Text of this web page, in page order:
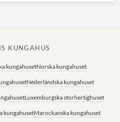
KUNGAHUS
kungahusetNorska kungahuset
Nederländska kungahuset
Luxemburgska storhertighuset
kungahusetMarockanska kungahuset